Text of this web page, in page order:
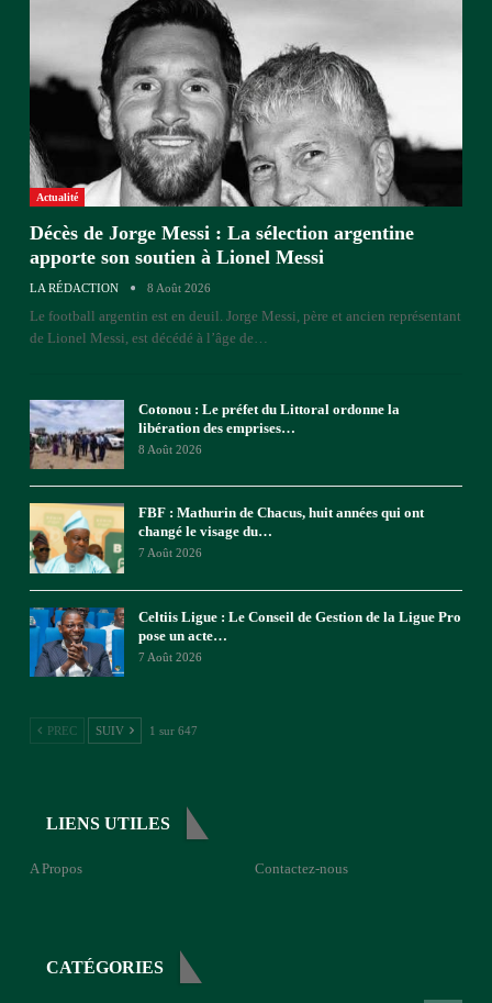
Actualité
Décès de Jorge Messi : La sélection argentine
apporte son soutien à Lionel Messi
LA RÉDACTION 8 Août 2026
Le football argentin est en deuil. Jorge Messi, père et ancien représentant
de Lionel Messi, est décédé à l’âge de
Cotonou : Le préfet du Littoral ordonne la
libération des emprises…
8 Août 2026
FBF : Mathurin de Chacus, huit années qui ont
changé le visage du…
7 Août 2026
Celtiis Ligue : Le Conseil de Gestion de la Ligue Pro
pose un acte…
7 Août 2026
PREC SUIV 1 sur 647
LIENS UTILES
A Propos Contactez-nous
CATÉGORIES